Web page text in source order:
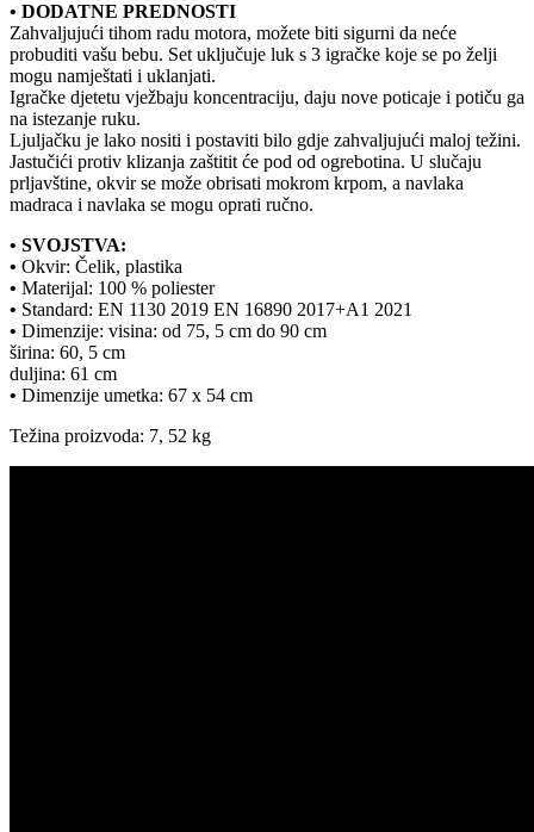
• DODATNE PREDNOSTI
Zahvaljujući tihom radu motora, možete biti sigurni da neće
probuditi vašu bebu. Set uključuje luk s 3 igračke koje se po želji
mogu namještati i uklanjati.
Igračke djetetu vježbaju koncentraciju, daju nove poticaje i potiču ga
na istezanje ruku.
Ljuljačku je lako nositi i postaviti bilo gdje zahvaljujući maloj težini.
Jastučići protiv klizanja zaštitit će pod od ogrebotina. U slučaju
prljavštine, okvir se može obrisati mokrom krpom, a navlaka
madraca i navlaka se mogu oprati ručno.
• SVOJSTVA:
• Okvir: Čelik, plastika
• Materijal: 100 % poliester
• Standard: EN 1130 2019 EN 16890 2017+A1 2021
• Dimenzije: visina: od 75, 5 cm do 90 cm
širina: 60, 5 cm
duljina: 61 cm
• Dimenzije umetka: 67 x 54 cm
Težina proizvoda: 7, 52 kg